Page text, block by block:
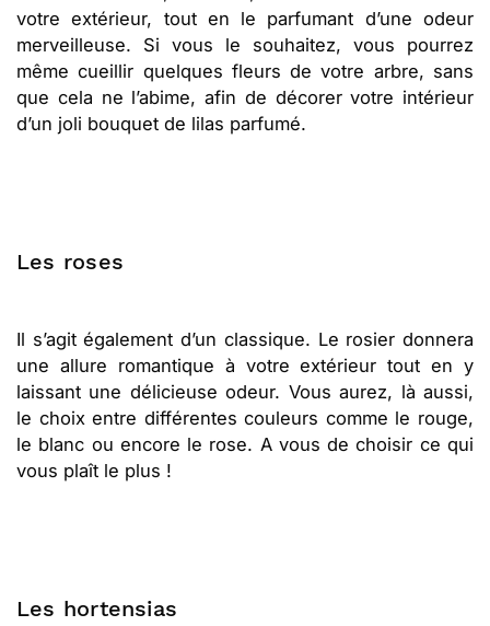
votre extérieur, tout en le parfumant d’une odeur
merveilleuse. Si vous le souhaitez, vous pourrez
même cueillir quelques fleurs de votre arbre, sans
que cela ne l’abime, afin de décorer votre intérieur
d’un joli bouquet de lilas parfumé.
Les roses
Il s’agit également d’un classique. Le rosier donnera
une allure romantique à votre extérieur tout en y
laissant une délicieuse odeur. Vous aurez, là aussi,
le choix entre différentes couleurs comme le rouge,
le blanc ou encore le rose. A vous de choisir ce qui
vous plaît le plus !
Les hortensias